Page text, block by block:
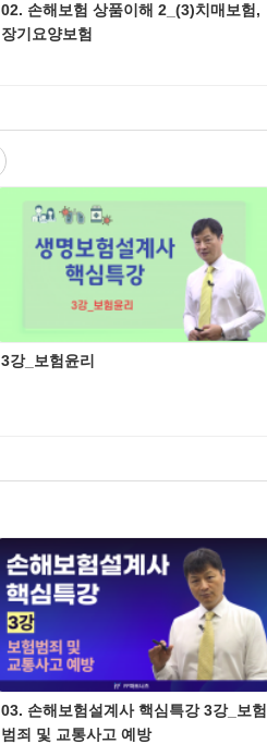
02. 손해보험 상품이해 2_(3)치매보험,
장기요양보험
3강_보험윤리
03. 손해보험설계사 핵심특강 3강_보험
범죄 및 교통사고 예방